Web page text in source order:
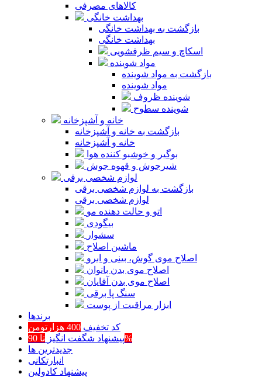
کالاهای مصرفی
بهداشت خانگی
بازگشت به بهداشت خانگی
بهداشت خانگی
اسکاچ و سیم ظرفشویی
مواد شوینده
بازگشت به مواد شوینده
مواد شوینده
شوینده ظروف
شوینده سطوح
خانه و آشپزخانه
بازگشت به خانه و آشپزخانه
خانه و آشپزخانه
بوگیر و خوشبو کننده هوا
شیرجوش و قهوه جوش
لوازم شخصی برقی
بازگشت به لوازم شخصی برقی
لوازم شخصی برقی
اتو و حالت دهنده مو
بیگودی
سشوار
ماشین اصلاح
اصلاح موی گوش، بینی و ابرو
اصلاح موی بدن بانوان
اصلاح موی بدن آقایان
سنگ پا برقی
ابزار مراقبت از پوست
برند‌ها
کد تخفیف 400 هزارتومن
پیشنهاد شگفت انگیزتا 90%
جدیدترین ها
انبارتکانی
پیشنهاد کادولین